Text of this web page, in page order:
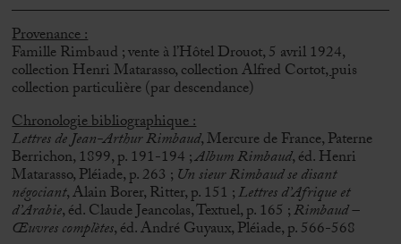
Provenance :
Famille Rimbaud ; vente à l’Hôtel Drouot, 5 avril 1924,
collection Henri Matarasso, collection Alfred Cortot,puis
collection particulière (par descendance)
Chronologie bibliographique :
Lettres de Jean-Arthur Rimbaud, Mercure de France, Paterne
Berrichon, 1899, p. 191-194 ;Album Rimbaud, éd. Henri
Matarasso, Pléiade, p. 263 ; Un sieur Rimbaud se disant
négociant, Alain Borer, Ritter, p. 151 ;Lettres d’Afrique et
d’Arabie, éd. Claude Jeancolas, Textuel, p. 165 ;Rimbaud –
Œuvres complètes, éd. André Guyaux, Pléiade, p. 566-568